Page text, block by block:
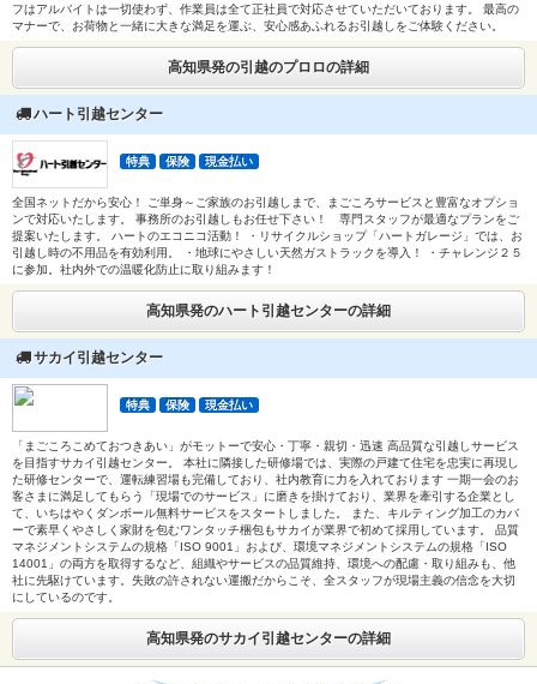
フはアルバイトは一切使わず、作業員は全て正社員で対応させていただいております。 最高の
マナーで、お荷物と一緒に大きな満足を運ぶ、安心感あふれるお引越しをご体験ください。
高知県発の引越のプロロの詳細
ハート引越センター
特典 保険 現金払い
全国ネットだから安心！ ご単身～ご家族のお引越しまで、まごころサービスと豊富なオプショ
ンで対応いたします。 事務所のお引越しもお任せ下さい！ 専門スタッフが最適なプランをご
提案いたします。 ハートのエコニコ活動！ ・リサイクルショップ「ハートガレージ」では、お
引越し時の不用品を有効利用。 ・地球にやさしい天然ガストラックを導入！ ・チャレンジ２５
に参加。社内外での温暖化防止に取り組みます！
高知県発のハート引越センターの詳細
サカイ引越センター
特典 保険 現金払い
「まごころこめておつきあい」がモットーで安心・丁寧・親切・迅速 高品質な引越しサービス
を目指すサカイ引越センター。 本社に隣接した研修場では、実際の戸建て住宅を忠実に再現し
た研修センターで、運転練習場も完備しており、社内教育に力を入れております 一期一会のお
客さまに満足してもらう「現場でのサービス」に磨きを掛けており、業界を牽引する企業とし
て、いちはやくダンボール無料サービスをスタートしました。 また、キルティング加工のカバ
ーで素早くやさしく家財を包むワンタッチ梱包もサカイが業界で初めて採用しています。 品質
マネジメントシステムの規格「ISO 9001」および、環境マネジメントシステムの規格「ISO
14001」の両方を取得するなど、組織やサービスの品質維持、環境への配慮・取り組みも、他
社に先駆けています。失敗の許されない運搬だからこそ、全スタッフが現場主義の信念を大切
にしているのです。
高知県発のサカイ引越センターの詳細